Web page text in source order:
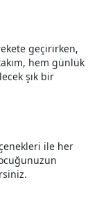
geçirirken,
hem günlük
şık bir
ile her